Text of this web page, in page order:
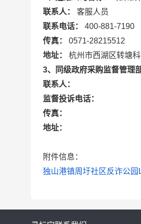
联系人：
客服人员
联系电话：
400-881-7190
传真：
0571-28215512
地址：
杭州市西湖区转塘
3、同级政府采购监督管理
联系人：
监督投诉电话：
传真：
地址：
附件信息：
独山港镇周圩社区反诈公